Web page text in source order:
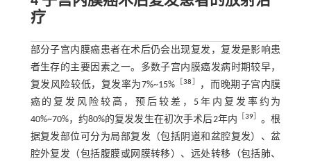
疗
部分子宫内膜癌患者在术后仍会出现复发，复发是影响患
者生存的主要因素之一。多数子宫内膜癌发病时期较早，
复发风险较低，复发率为7%~15% ［38
，而晚期子宫内膜
癌的复发风险较高，预后较差，5年内复发率约为
40%~70%，约80%的复发发生在初次手术后2年内
［39
。根
据复发部位可分为局部复发（包括阴道和盆腔复发）、盆
腔外复发（包括腹膜或网膜转移）、远处转移（包括肺、